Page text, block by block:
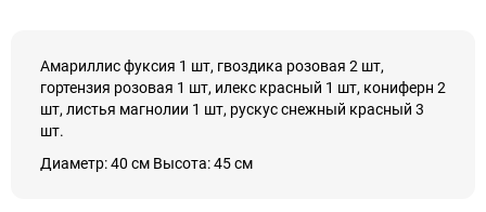
Амариллис фуксия 1 шт, гвоздика розовая 2 шт,
гортензия розовая 1 шт, илекс красный 1 шт, кониферн 2
шт, листья магнолии 1 шт, рускус снежный красный 3
шт.
Диаметр: 40 см Высота: 45 см